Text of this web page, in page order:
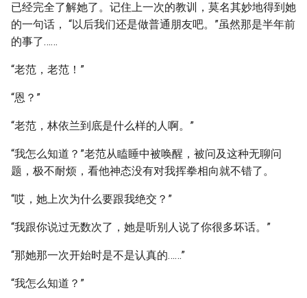
已经完全了解她了。记住上一次的教训，莫名其妙地得到她
的一句话， “以后我们还是做普通朋友吧。”虽然那是半年前
的事了……
“老范，老范！”
“恩？”
“老范，林依兰到底是什么样的人啊。”
“我怎么知道？”老范从瞌睡中被唤醒，被问及这种无聊问
题，极不耐烦，看他神态没有对我挥拳相向就不错了。
“哎，她上次为什么要跟我绝交？”
“我跟你说过无数次了，她是听别人说了你很多坏话。”
“那她那一次开始时是不是认真的……”
“我怎么知道？”